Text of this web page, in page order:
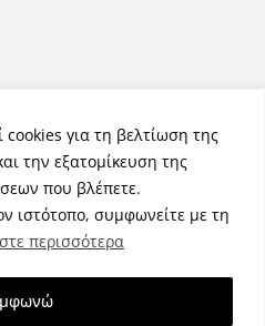
cookies για τη βελτίωση της
την εξατομίκευση της
που βλέπετε.
ιστότοπο, συμφωνείτε με τη
περισσότερα
NemeaPress. Τα πνευματικά
Κατασκευασμένο με